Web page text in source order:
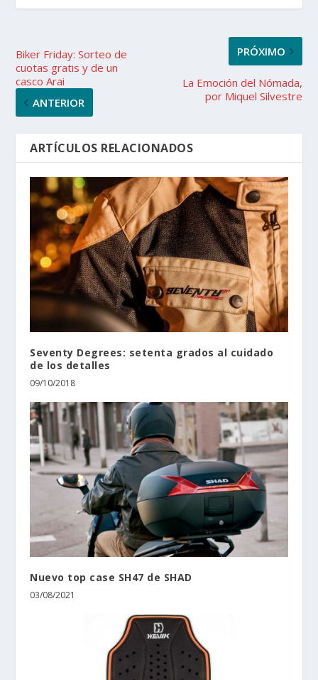
Biker Friday: Sorteo de
cuotas gratis y de un
casco Arai
ANTERIOR
PRÓXIMO
La Emoción del Nómada,
por Miquel Silvestre
ARTÍCULOS RELACIONADOS
Seventy Degrees: setenta grados al cuidado
de los detalles
09/10/2018
Nuevo top case SH47 de SHAD
03/08/2021